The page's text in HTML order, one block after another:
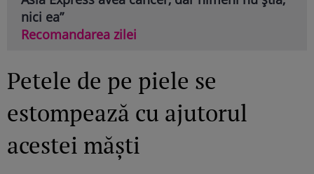
nici ea”
Recomandarea zilei
Petele de pe piele se
estompează cu ajutorul
acestei măști